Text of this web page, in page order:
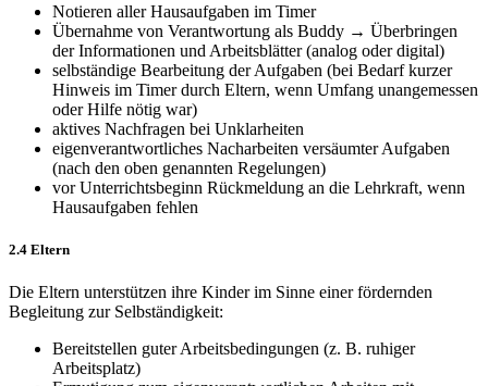
Notieren aller Hausaufgaben im Timer
Übernahme von Verantwortung als Buddy → Überbringen
der Informationen und Arbeitsblätter (analog oder digital)
selbständige Bearbeitung der Aufgaben (bei Bedarf kurzer
Hinweis im Timer durch Eltern, wenn Umfang unangemessen
oder Hilfe nötig war)
aktives Nachfragen bei Unklarheiten
eigenverantwortliches Nacharbeiten versäumter Aufgaben
(nach den oben genannten Regelungen)
vor Unterrichtsbeginn Rückmeldung an die Lehrkraft, wenn
Hausaufgaben fehlen
2.4 Eltern
Die Eltern unterstützen ihre Kinder im Sinne einer fördernden
Begleitung zur Selbständigkeit:
Bereitstellen guter Arbeitsbedingungen (z. B. ruhiger
Arbeitsplatz)